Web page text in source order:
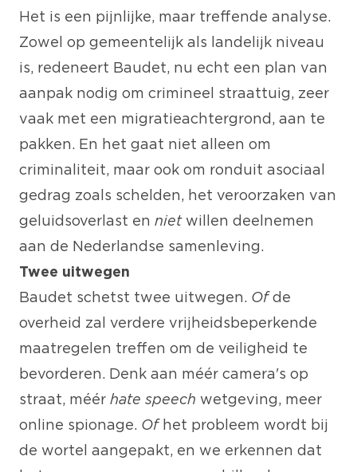
Het is een pijnlijke, maar treffende analyse.
Zowel op gemeentelijk als landelijk niveau
is, redeneert Baudet, nu echt een plan van
aanpak nodig om crimineel straattuig, zeer
vaak met een migratieachtergrond, aan te
pakken. En het gaat niet alleen om
criminaliteit, maar ook om ronduit asociaal
gedrag zoals schelden, het veroorzaken van
geluidsoverlast en niet willen deelnemen
aan de Nederlandse samenleving.
Twee uitwegen
Baudet schetst twee uitwegen. Ofde
overheid zal verdere vrijheidsbeperkende
maatregelen treffen om de veiligheid te
bevorderen. Denk aan méér camera's op
straat, méér hate speech wetgeving, meer
online spionage. Of het probleem wordt bij
de wortel aangepakt, en we erkennen dat